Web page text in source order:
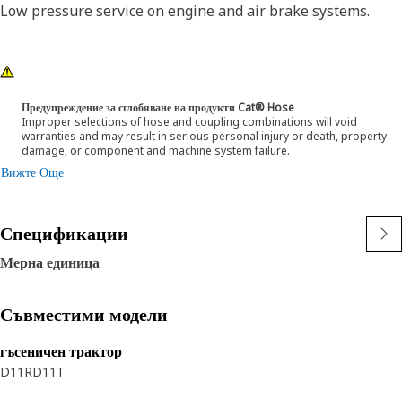
Low pressure service on engine and air brake systems.
Предупреждение за сглобяване на продукти Cat® Hose
Improper selections of hose and coupling combinations will void
warranties and may result in serious personal injury or death, property
damage, or component and machine system failure.
Вижте Още
Спецификации
Мерна единица
Съвместими модели
гъсеничен трактор
D11RD11T